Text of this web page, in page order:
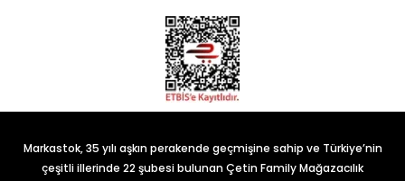
Markastok, 35 yılı aşkın perakende geçmişine sahip ve Türkiye’nin
çeşitli illerinde 22 şubesi bulunan Çetin Family Mağazacılık